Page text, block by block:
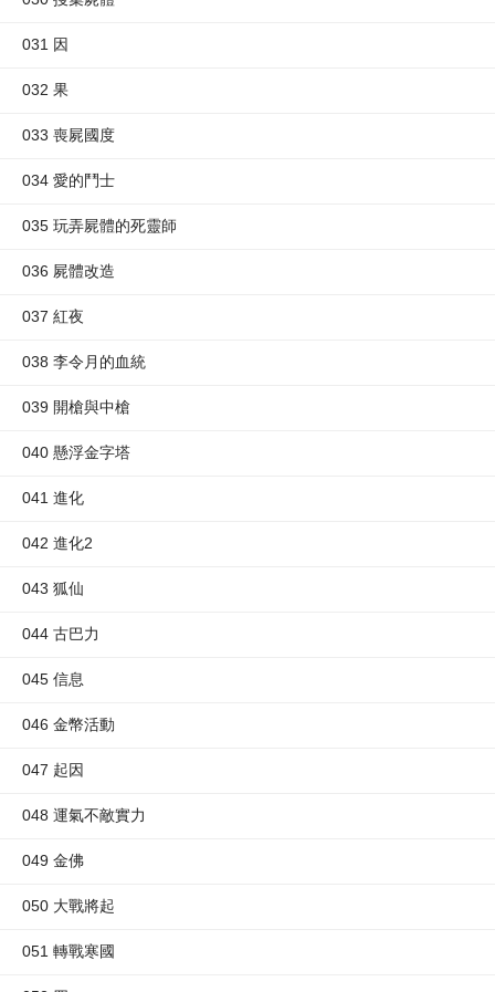
031 因
032 果
033 喪屍國度
034 愛的鬥士
035 玩弄屍體的死靈師
036 屍體改造
037 紅夜
038 李令月的血統
039 開槍與中槍
040 懸浮金字塔
041 進化
042 進化2
043 狐仙
044 古巴力
045 信息
046 金幣活動
047 起因
048 運氣不敵實力
049 金佛
050 大戰將起
051 轉戰寒國